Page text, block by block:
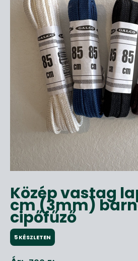
Közép vastag
cm (3mm)
cipőfűző
5 KÉSZLETEN